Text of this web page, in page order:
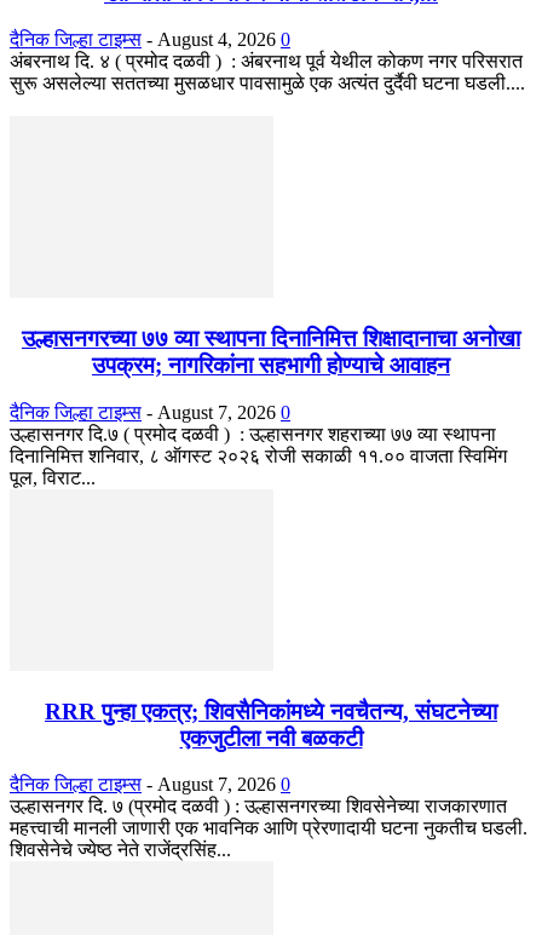
दैनिक जिल्हा टाइम्स - August 4, 2026 0
अंबरनाथ दि. ४ ( प्रमोद दळवी ) : अंबरनाथ पूर्व येथील कोकण नगर परिसरात
सुरू असलेल्या सततच्या मुसळधार पावसामुळे एक अत्यंत दुर्दैवी घटना घडली....
उल्हासनगरच्या ७७ व्या स्थापना दिनानिमित्त शिक्षादानाचा अनोखा
उपक्रम; नागरिकांना सहभागी होण्याचे आवाहन
दैनिक जिल्हा टाइम्स - August 7, 2026 0
उल्हासनगर दि.७ ( प्रमोद दळवी ) : उल्हासनगर शहराच्या ७७ व्या स्थापना
दिनानिमित्त शनिवार, ८ ऑगस्ट २०२६ रोजी सकाळी ११.०० वाजता स्विमिंग
पूल, विराट...
RRR पुन्हा एकत्र; शिवसैनिकांमध्ये नवचैतन्य, संघटनेच्या
एकजुटीला नवी बळकटी
दैनिक जिल्हा टाइम्स - August 7, 2026 0
उल्हासनगर दि. ७ (प्रमोद दळवी ) : उल्हासनगरच्या शिवसेनेच्या राजकारणात
महत्त्वाची मानली जाणारी एक भावनिक आणि प्रेरणादायी घटना नुकतीच घडली.
शिवसेनेचे ज्येष्ठ नेते राजेंद्रसिंह...